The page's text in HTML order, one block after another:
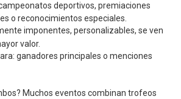
deportivos, premiaciones
o reconocimientos especiales.
imponentes, personalizables, se ven
valor.
ganadores principales o menciones
Muchos eventos combinan trofeos